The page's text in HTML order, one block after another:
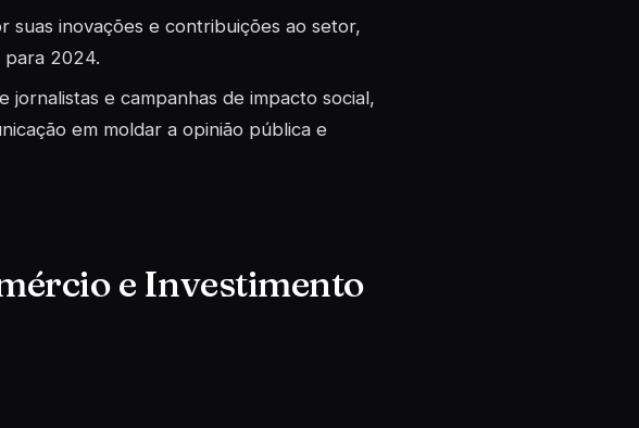
suas inovações e contribuições ao setor,
para 2024.
jornalistas e campanhas de impacto social,
em moldar a opinião pública e
e Investimento